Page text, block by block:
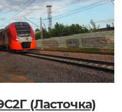
(Ласточка)